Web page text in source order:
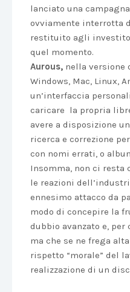
lanciato una
ovviamente interrotta
restituito agli
quel momento.
Aurous, nella
Windows, Mac, Linux,
un’interfaccia
caricare la propria
avere a disposizione
ricerca e correzione
con nomi errati, o
Insomma, non ci resta
le reazioni
ennesimo attacco da
modo di concepire la
dubbio avanzato e,
ma che se ne frega
rispetto “morale” del
realizzazione di un